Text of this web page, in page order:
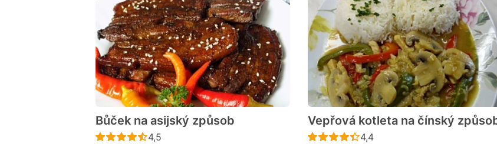
Bůček na asijský způsob
Recept ještě nebyl hodnocen
4,5
Vepřová kotleta na čínský
Recept ještě nebyl hodnocen
4,4